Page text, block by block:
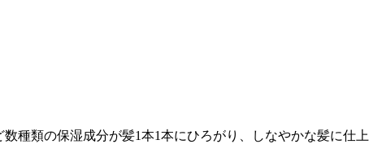
種類の保湿成分が髪1本1本にひろがり、しなやかな髪に仕上